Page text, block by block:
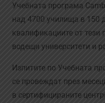
Учебната програма
над 4700 училища в 150
квалификациите от тези
водещи университети и
Изпитите по Учебната
се провеждат през
в сертифицираните